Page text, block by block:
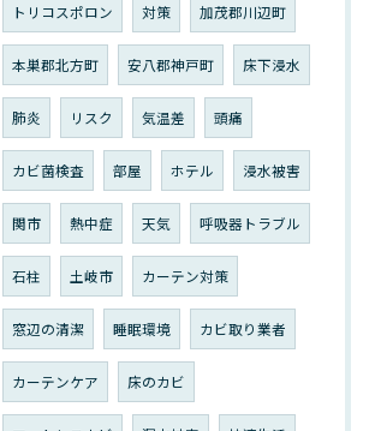
トリコスポロン 対策 加茂郡川辺町
本巣郡北方町 安八郡神戸町 床下浸水
肺炎 リスク 気温差 頭痛
カビ菌検査 部屋 ホテル 浸水被害
関市 熱中症 天気 呼吸器トラブル
石柱 土岐市 カーテン対策
窓辺の清潔 睡眠環境 カビ取り業者
カーテンケア 床のカビ